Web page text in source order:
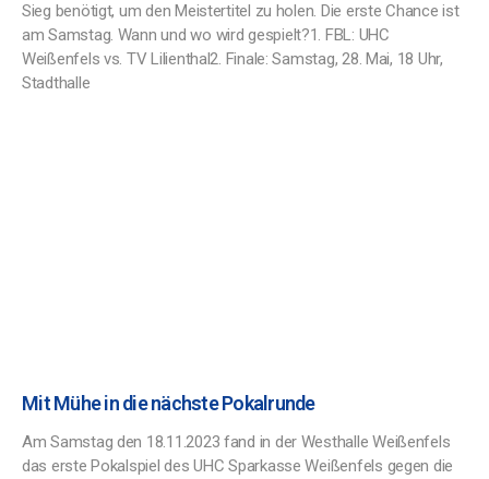
Sieg benötigt, um den Meistertitel zu holen. Die erste Chance ist
am Samstag. Wann und wo wird gespielt?1. FBL: UHC
Weißenfels vs. TV Lilienthal2. Finale: Samstag, 28. Mai, 18 Uhr,
Stadthalle
Mit Mühe in die nächste Pokalrunde
Am Samstag den 18.11.2023 fand in der Westhalle Weißenfels
das erste Pokalspiel des UHC Sparkasse Weißenfels gegen die